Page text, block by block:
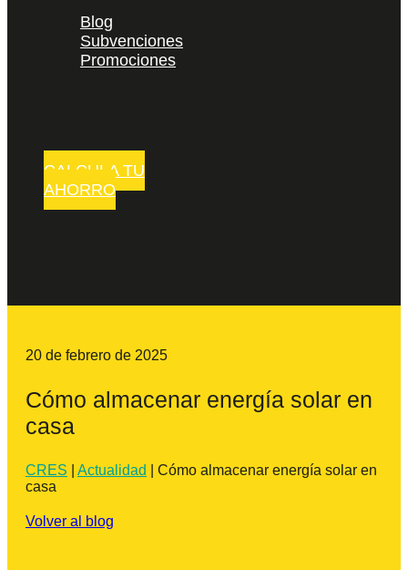
Blog
Subvenciones
Promociones
CALCULA TU
AHORRO
20 de febrero de 2025
Cómo almacenar energía solar en
casa
CRES Actualidad
Cómo almacenar energía solar en
casa
Volver al blog